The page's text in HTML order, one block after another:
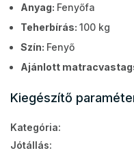
Anyag: Fenyőfa
Teherbírás: 100 kg
Szín: Fenyő
Ajánlott
Kiegészítő
Kategória:
Jótállás: